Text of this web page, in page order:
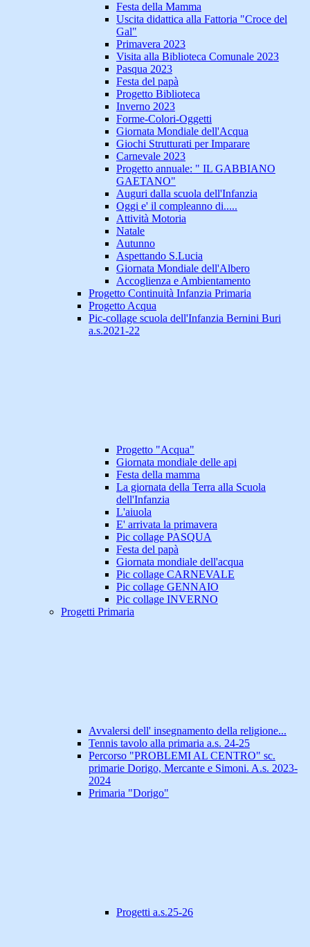
Festa della Mamma
Uscita didattica alla Fattoria "Croce del
Gal"
Primavera 2023
Visita alla Biblioteca Comunale 2023
Pasqua 2023
Festa del papà
Progetto Biblioteca
Inverno 2023
Forme-Colori-Oggetti
Giornata Mondiale dell'Acqua
Giochi Strutturati per Imparare
Carnevale 2023
Progetto annuale: " IL GABBIANO
GAETANO"
Auguri dalla scuola dell'Infanzia
Oggi e' il compleanno di.....
Attività Motoria
Natale
Autunno
Aspettando S.Lucia
Giornata Mondiale dell'Albero
Accoglienza e Ambientamento
Progetto Continuità Infanzia Primaria
Progetto Acqua
Pic-collage scuola dell'Infanzia Bernini Buri
a.s.2021-22
Progetto "Acqua"
Giornata mondiale delle api
Festa della mamma
La giornata della Terra alla Scuola
dell'Infanzia
L'aiuola
E' arrivata la primavera
Pic collage PASQUA
Festa del papà
Giornata mondiale dell'acqua
Pic collage CARNEVALE
Pic collage GENNAIO
Pic collage INVERNO
Progetti Primaria
Avvalersi dell' insegnamento della religione...
Tennis tavolo alla primaria a.s. 24-25
Percorso "PROBLEMI AL CENTRO" sc.
primarie Dorigo, Mercante e Simoni. A.s. 2023-
2024
Primaria "Dorigo"
Progetti a.s.25-26